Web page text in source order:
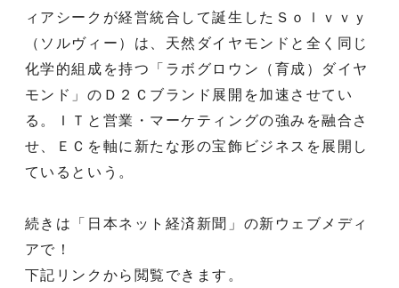
ィアシークが経営統合して誕生したＳｏｌｖｖｙ
（ソルヴィー）は、天然ダイヤモンドと全く同じ
化学的組成を持つ「ラボグロウン（育成）ダイヤ
モンド」のＤ２Ｃブランド展開を加速させてい
る。ＩＴと営業・マーケティングの強みを融合さ
せ、ＥＣを軸に新たな形の宝飾ビジネスを展開し
ているという。
続きは「日本ネット経済新聞」の新ウェブメディ
アで！
下記リンクから閲覧できます。